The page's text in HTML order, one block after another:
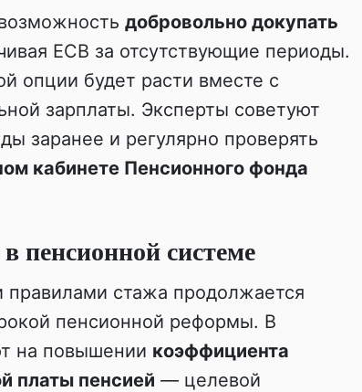
добровольно докупать
ЕСВ за отсутствующие периоды.
опции будет расти вместе с
зарплаты. Эксперты советуют
заранее и регулярно проверять
кабинете Пенсионного фонда
пенсионной системе
стажа продолжается
пенсионной реформы. В
на повышении коэффициента
платы пенсией — целевой